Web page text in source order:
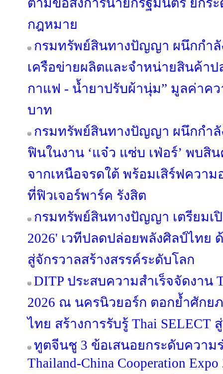
ตามข้อสั่งการนายกรัฐมนตรี ยกร
กฎหมาย
กรมทรัพย์สินทางปัญญา ผนึกกำ
เครือข่ายผลิตและจำหน่ายสินค้าป
กาแฟ - น้ำยาปรับผ้านุ่ม” มูลค่าคว
บาท
กรมทรัพย์สินทางปัญญา ผนึกกำลั
ฟินในงาน ‘แจ๋ว แซ่บ เฟ่อร์’ พบสิ
จากเหนือจรดใต้ พร้อมเสิร์ฟควา
ที่ฟิวเจอร์พาร์ค รังสิต
กรมทรัพย์สินทางปัญญา เตรียมเปิ
2026' เวทีปลดปล่อยพลังศิลป์ไท
สู่จักรวาลสร้างสรรค์ระดับโลก
DITP ประสบความสำเร็จจัดงาน
2026 ณ นครนิวยอร์ก ตอกย้ำศักยภ
ไทย สร้างการรับรู้ Thai SELECT
ทูตจีนชู 3 ข้อเสนอยกระดับความ
Thailand-China Cooperation Expo